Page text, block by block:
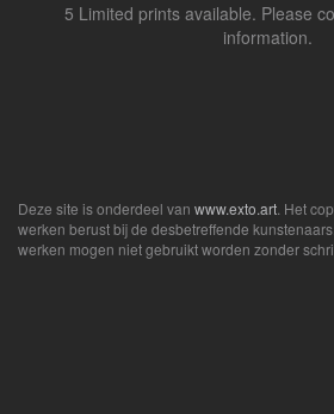
5 Limited prints available. Please
information.
Deze site is onderdeel van www.exto.art. Het
werken berust bij de desbetreffende
werken mogen niet gebruikt worden zonder